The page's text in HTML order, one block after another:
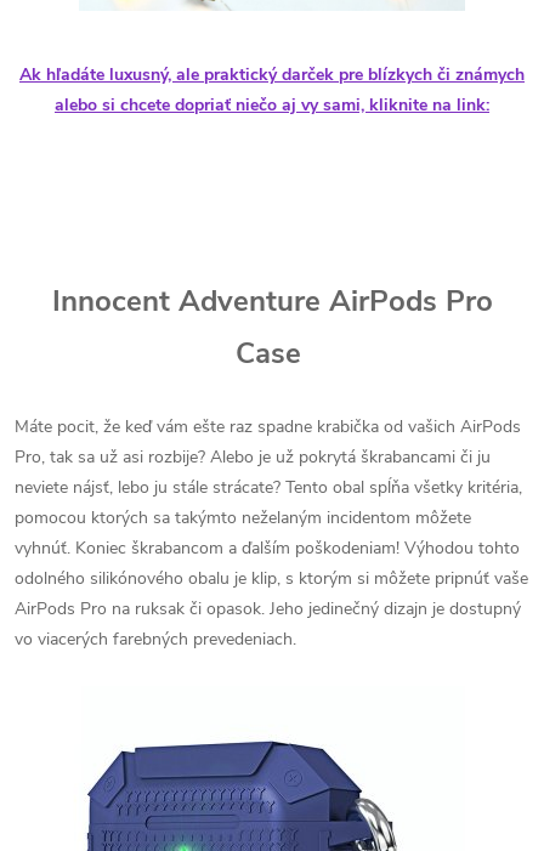
Ak hľadáte luxusný, ale praktický darček pre blízkych či známych
alebo si chcete dopriať niečo aj vy sami, kliknite na link:
Innocent Adventure AirPods Pro
Case
Máte pocit, že keď vám ešte raz spadne krabička od vašich AirPods
Pro, tak sa už asi rozbije? Alebo je už pokrytá škrabancami či ju
neviete nájsť, lebo ju stále strácate? Tento obal spĺňa všetky kritéria,
pomocou ktorých sa takýmto neželaným incidentom môžete
vyhnúť. Koniec škrabancom a ďalším poškodeniam! Výhodou tohto
odolného silikónového obalu je klip, s ktorým si môžete pripnúť vaše
AirPods Pro na ruksak či opasok. Jeho jedinečný dizajn je dostupný
vo viacerých farebných prevedeniach.